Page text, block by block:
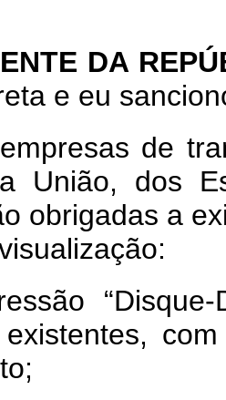
DA
e eu
de
União, dos
obrigadas a
“Disque-
existentes,